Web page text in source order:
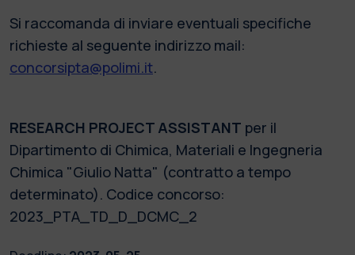
Si raccomanda di inviare eventuali specifiche
richieste al seguente indirizzo mail:
concorsipta@polimi.it.
RESEARCH PROJECT ASSISTANT per il
Dipartimento di Chimica, Materiali e Ingegneria
Chimica "Giulio Natta" (contratto a tempo
determinato). Codice concorso:
2023_PTA_TD_D_DCMC_2